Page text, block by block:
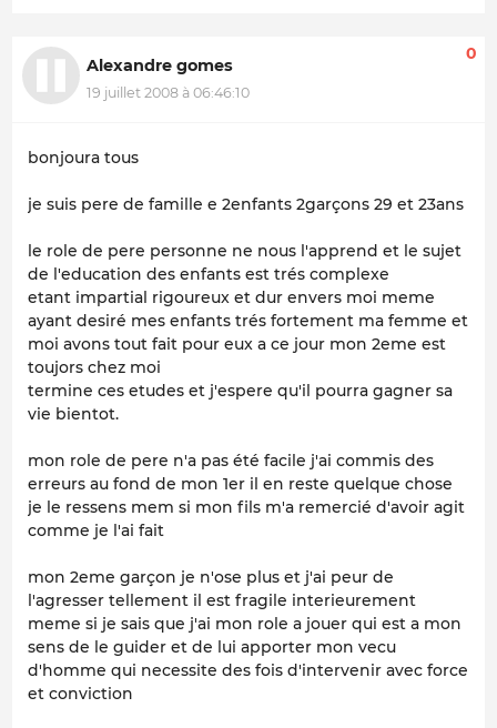
Alexandre gomes
19 juillet 2008 à 06:46:10
0
bonjoura tous
je suis pere de famille e 2enfants 2garçons 29 et 23ans
le role de pere personne ne nous l'apprend et le sujet
de l'education des enfants est trés complexe
etant impartial rigoureux et dur envers moi meme
ayant desiré mes enfants trés fortement ma femme et
moi avons tout fait pour eux a ce jour mon 2eme est
toujors chez moi
termine ces etudes et j'espere qu'il pourra gagner sa
vie bientot.
mon role de pere n'a pas été facile j'ai commis des
erreurs au fond de mon 1er il en reste quelque chose
je le ressens mem si mon fils m'a remercié d'avoir agit
comme je l'ai fait
mon 2eme garçon je n'ose plus et j'ai peur de
l'agresser tellement il est fragile interieurement
meme si je sais que j'ai mon role a jouer qui est a mon
sens de le guider et de lui apporter mon vecu
d'homme qui necessite des fois d'intervenir avec force
et conviction